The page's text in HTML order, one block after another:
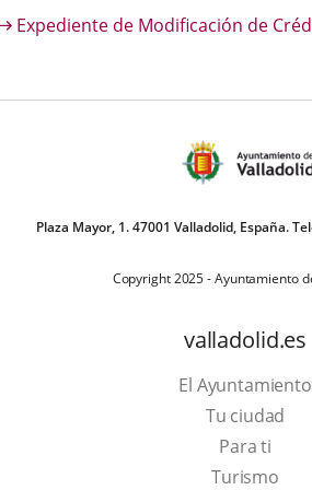
Expediente de Modificación de
Plaza Mayor, 1. 47001 Valladolid, España.
Copyright 2025 - Ayuntamiento
valladolid.es
El Ayuntamiento
Tu ciudad
Para ti
TurismoThis